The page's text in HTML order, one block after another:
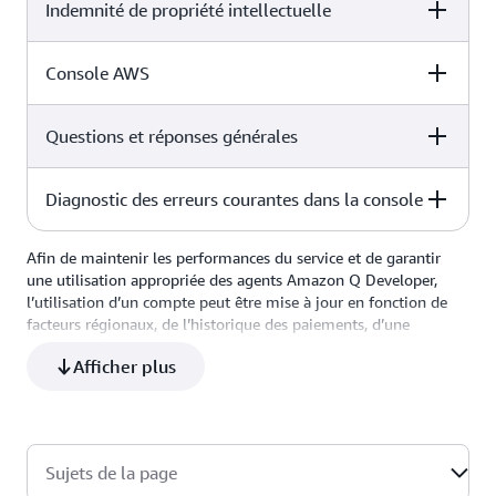
Oui Oui
Free Pro
Désabonnement
disponible
automatique
Indemnité de propriété intellectuelle
Free
Non Oui
Console AWS
Free Pro
Questions et réponses générales
Free Pro
Oui Oui
Diagnostic des erreurs courantes dans la console
Free Pro
Oui Oui
Afin de maintenir les performances du service et de garantir
une utilisation appropriée des agents Amazon Q Developer,
l’utilisation d’un compte peut être mise à jour en fonction de
facteurs régionaux, de l’historique des paiements, d’une
d’augmentation de quota. Pour en savoir plus, consultez la
* Les fonctionnalités d'Amazon Q Developer pour les mises à
niveau de code Java sont accessibles tant aux utilisateurs de
l’offre gratuite d’Amazon Q Developer, que de l’offre Amazon Q
Afficher plus
Sujets de la page